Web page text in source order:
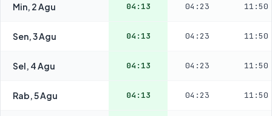
Min, 2 Agu 04:13 04:23 11:50
Sen, 3 Agu 04:13 04:23 11:50
Sel, 4 Agu 04:13 04:23 11:50
Rab, 5 Agu 04:13 04:23 11:50